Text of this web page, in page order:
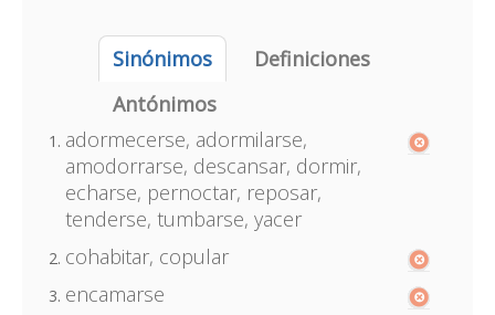
Sinónimos
Definiciones
Antónimos
adormecerse, adormilarse,
amodorrarse, descansar, dormir,
echarse, pernoctar, reposar,
tenderse, tumbarse, yacer
cohabitar, copular
encamarse